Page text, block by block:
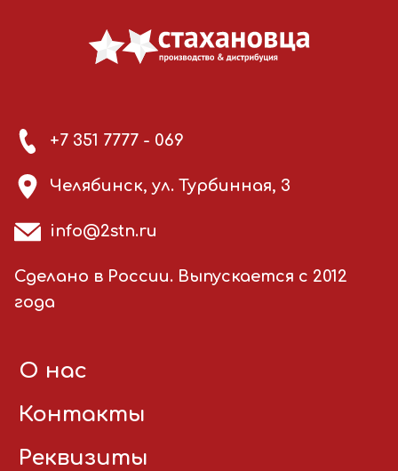
+7 351 7777 - 069
Челябинск, ул. Турбинная, 3
info@2stn.ru
Сделано в России. Выпускается с 2012
года
О нас
Контакты
Реквизиты